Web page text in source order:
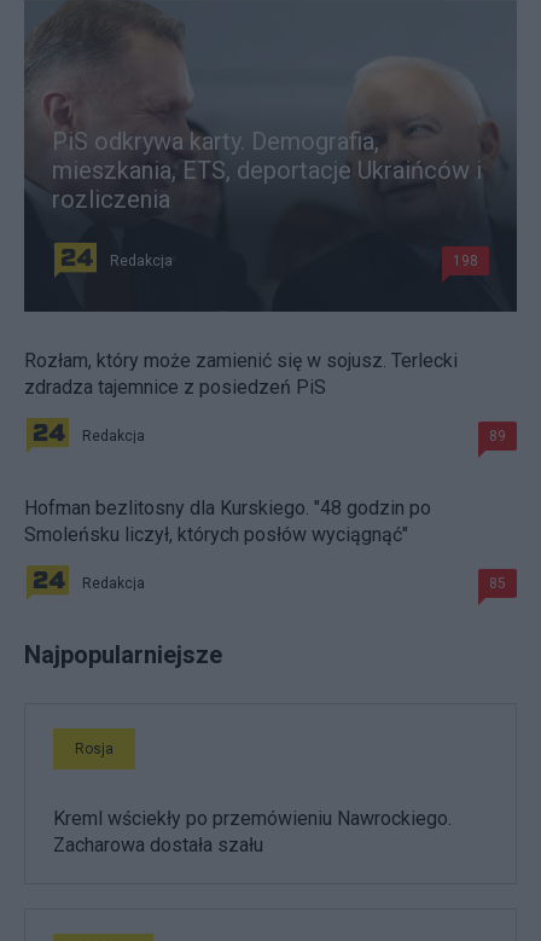
PiS odkrywa karty. Demografia,
mieszkania, ETS, deportacje Ukraińców i
rozliczenia
Redakcja 198
Rozłam, który może zamienić się w sojusz. Terlecki
zdradza tajemnice z posiedzeń PiS
Redakcja 89
Hofman bezlitosny dla Kurskiego. "48 godzin po
Smoleńsku liczył, których posłów wyciągnąć"
Redakcja 85
Najpopularniejsze
Rosja
Kreml wściekły po przemówieniu Nawrockiego.
Zacharowa dostała szału